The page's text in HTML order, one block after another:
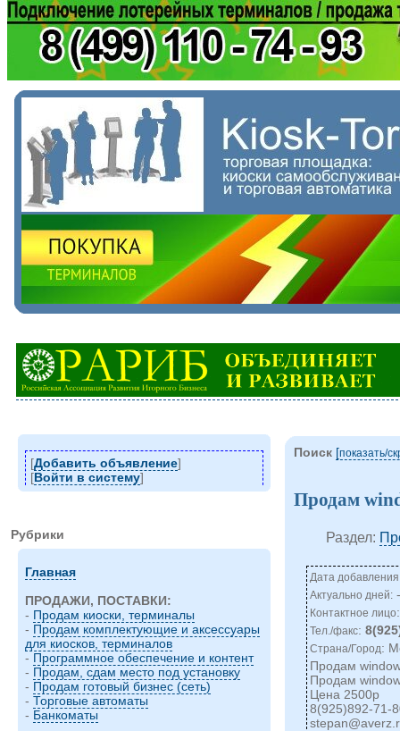
[Добавить объявление]
[Войти в систему]
Рубрики
Главная
ПРОДАЖИ, ПОСТАВКИ:
- Продам киоски, терминалы
- Продам комплектующие и аксессуары
для киосков, терминалов
- Программное обеспечение и контент
- Продам, сдам место под установку
- Продам готовый бизнес (сеть)
- Торговые автоматы
- Банкоматы
Поиск [показать/
Продам
Раздел:
Дата
Актуально дней:-
Контактное лицо
Тел./факс:
Страна/Город:
Продам
Продам
Цена 2500р
8(925)892-71-